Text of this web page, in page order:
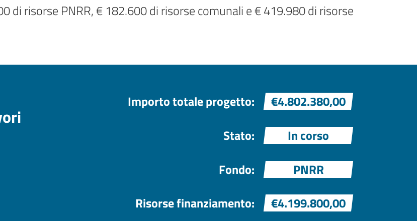
di risorse PNRR, € 182.600 di risorse comunali e € 419.980 di risorse
Importo totale progetto:
€4.802.380,00
Stato:
In corso
Fondo:
PNRR
Risorse finanziamento:
€4.199.800,00